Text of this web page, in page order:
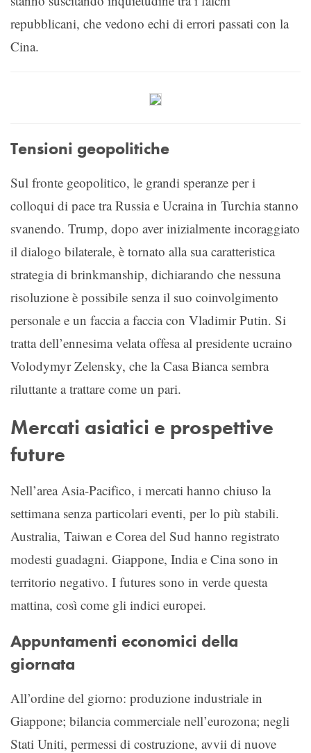
repubblicani, che vedono echi di errori passati con la
Cina.
Tensioni geopolitiche
Sul fronte geopolitico, le grandi speranze per i
colloqui di pace tra Russia e Ucraina in Turchia stanno
svanendo. Trump, dopo aver inizialmente incoraggiato
il dialogo bilaterale, è tornato alla sua caratteristica
strategia di brinkmanship, dichiarando che nessuna
risoluzione è possibile senza il suo coinvolgimento
personale e un faccia a faccia con Vladimir Putin. Si
tratta dell’ennesima velata offesa al presidente ucraino
Volodymyr Zelensky, che la Casa Bianca sembra
riluttante a trattare come un pari.
Mercati asiatici e prospettive
future
Nell’area Asia-Pacifico, i mercati hanno chiuso la
settimana senza particolari eventi, per lo più stabili.
Australia, Taiwan e Corea del Sud hanno registrato
modesti guadagni. Giappone, India e Cina sono in
territorio negativo. I futures sono in verde questa
mattina, così come gli indici europei.
Appuntamenti economici della
giornata
All’ordine del giorno: produzione industriale in
Giappone; bilancia commerciale nell’eurozona; negli
Stati Uniti, permessi di costruzione, avvii di nuove